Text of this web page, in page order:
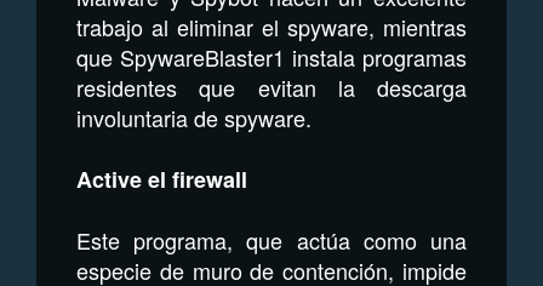
trabajo al eliminar el spyware, mientras
que SpywareBlaster1 instala programas
residentes que evitan la descarga
involuntaria de spyware.
Active el firewall
Este programa, que actúa como una
especie de muro de contención, impide